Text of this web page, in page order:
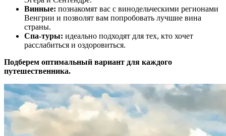
Винные: познакомят вас с винодельческими регионами
Венгрии и позволят вам попробовать лучшие вина
страны.
Спа-туры: идеально подходят для тех, кто хочет
расслабиться и оздоровиться.
Подберем оптимальный вариант для каждого
путешественника.